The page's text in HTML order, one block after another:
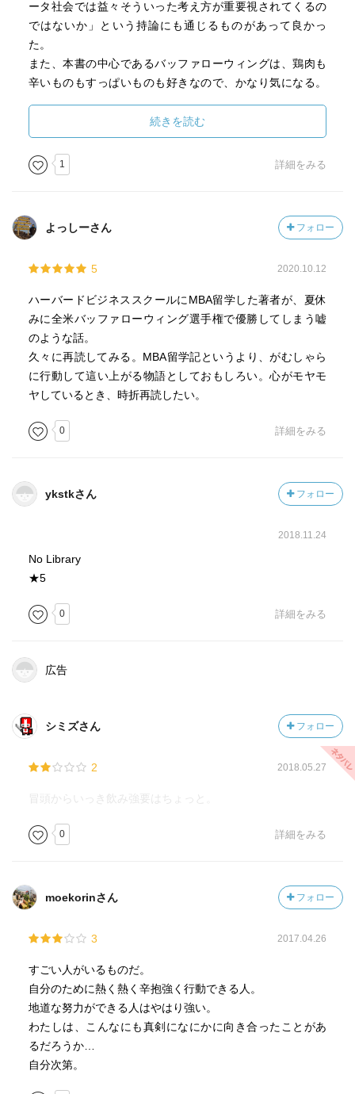
ータ社会では益々そういった考え方が重要視されてくるの
ではないか」という持論にも通じるものがあって良かっ
た。
また、本書の中心であるバッファローウィングは、鶏肉も
辛いものもすっぱいものも好きなので、かなり気になる。
静岡出身や家族のことなど、思わぬところで、作者と色々
な共通点があって驚きながら、またそれによって物語によ
り入り込みながら読むことができた。
続きを読む
1 詳細をみる
よっしーさん フォロー
5 2020.10.12
ハーバードビジネススクールにMBA留学した著者が、夏休
みに全米バッファローウィング選手権で優勝してしまう嘘
のような話。
久々に再読してみる。MBA留学記というより、がむしゃら
に行動して這い上がる物語としておもしろい。心がモヤモ
ヤしているとき、時折再読したい。
0 詳細をみる
ykstkさん フォロー
2018.11.24
No Library
★5
0 詳細をみる
広告
シミズさん フォロー
2 2018.05.27
冒頭からいっき飲み強要はちょっと。
0 詳細をみる
moekorinさん フォロー
3 2017.04.26
すごい人がいるものだ。
自分のために熱く熱く辛抱強く行動できる人。
地道な努力ができる人はやはり強い。
わたしは、こんなにも真剣になにかに向き合ったことがあ
るだろうか…
自分次第。